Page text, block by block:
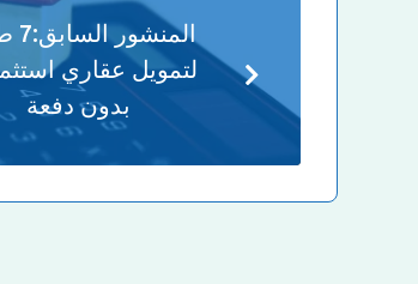
المنشور السابق:
لتمويل عقاري
بدون دفعة